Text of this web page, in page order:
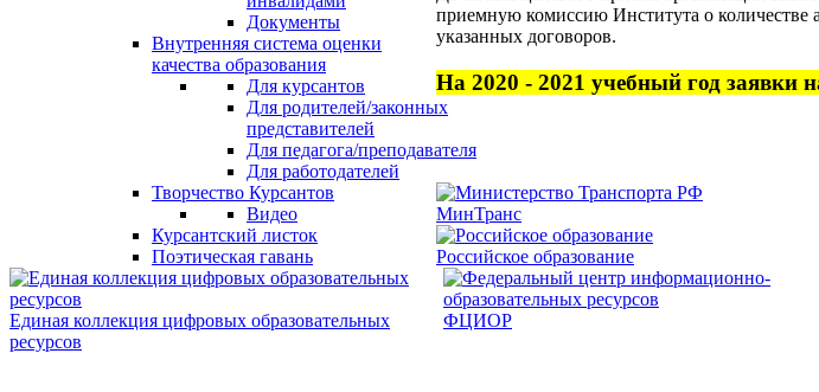
Документы
Внутренняя система оценки
качества образования
Для курсантов
Для родителей/законных
представителей
Для педагога/преподавателя
Для работодателей
Творчество Курсантов
Видео
Курсантский листок
Поэтическая гавань
приемную комиссию Института о количестве
указанных договоров.
На 2020 - 2021 учебный год заявки
МинТранс
Российское образование
Единая коллекция цифровых образовательных
ресурсов
ФЦИОР